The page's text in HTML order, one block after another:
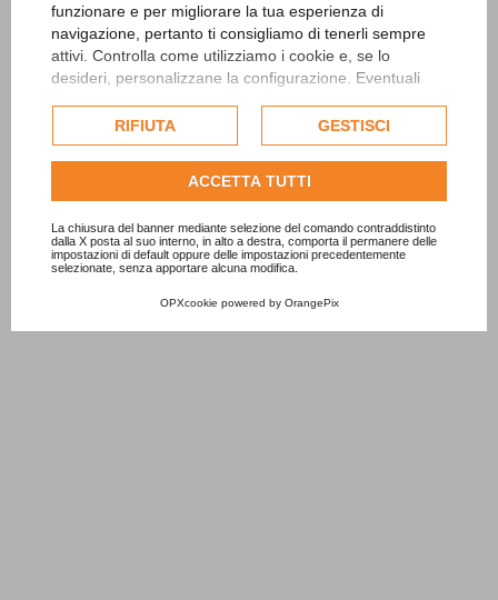
funzionare e per migliorare la tua esperienza di
navigazione, pertanto ti consigliamo di tenerli sempre
attivi. Controlla come utilizziamo i cookie e, se lo
desideri, personalizzane la configurazione. Eventuali
esclusivamente previa acquisizione del consenso
dell'utente.
Consulta l'informativa cookie completa.
RIFIUTA GESTISCI
ACCETTA TUTTI
La chiusura del banner mediante selezione del comando contraddistinto
dalla X posta al suo interno, in alto a destra, comporta il permanere delle
impostazioni di default oppure delle impostazioni precedentemente
selezionate, senza apportare alcuna modifica.
OPXcookie powered by OrangePix